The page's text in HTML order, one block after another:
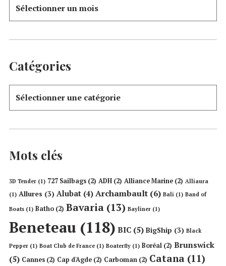
Catégories
Mots clés
3D Tender (1) 727 Sailbags (2) ADH (2) Alliance Marine (2) Alliaura
(1) Allures (3) Alubat (4) Archambault (6) Bali (1) Band of
Boats (1) Batho (2) Bavaria (13) Bayliner (1)
Beneteau (118) BIC (5) BigShip (3) Black
Pepper (1) Boat Club de France (1) Boaterfly (1) Boréal (2) Brunswick
(5) Cannes (2) Cap d'Agde (2) Carboman (2) Catana (11)